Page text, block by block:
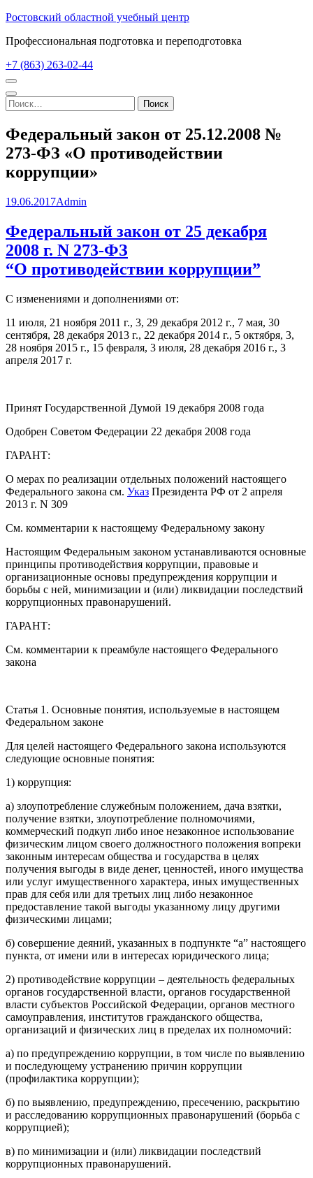
Перейти
содержимому
Enter)
Ростовский областной учебный центр
Профессиональная подготовка и переподготовка
+7 (863) 263-02-44
Найти:
Федеральный закон от 25.12.2008 №
273-ФЗ «О противодействии
коррупции»
19.06.2017Admin
Федеральный закон от 25 декабря
2008 г. N 273-ФЗ
“О противодействии коррупции”
С изменениями и дополнениями от:
11 июля, 21 ноября 2011 г., 3, 29 декабря 2012 г., 7 мая, 30
сентября, 28 декабря 2013 г., 22 декабря 2014 г., 5 октября, 3,
28 ноября 2015 г., 15 февраля, 3 июля, 28 декабря 2016 г., 3
апреля 2017 г.
Принят Государственной Думой 19 декабря 2008 года
Одобрен Советом Федерации 22 декабря 2008 года
ГАРАНТ:
О мерах по реализации отдельных положений настоящего
Федерального закона см. Указ Президента РФ от 2 апреля
2013 г. N 309
См. комментарии к настоящему Федеральному закону
Настоящим Федеральным законом устанавливаются основные
принципы противодействия коррупции, правовые и
организационные основы предупреждения коррупции и
борьбы с ней, минимизации и (или) ликвидации последствий
коррупционных правонарушений.
ГАРАНТ:
См. комментарии к преамбуле настоящего Федерального
закона
Статья 1. Основные понятия, используемые в настоящем
Федеральном законе
Для целей настоящего Федерального закона используются
следующие основные понятия:
1) коррупция:
а) злоупотребление служебным положением, дача взятки,
получение взятки, злоупотребление полномочиями,
коммерческий подкуп либо иное незаконное использование
физическим лицом своего должностного положения вопреки
законным интересам общества и государства в целях
получения выгоды в виде денег, ценностей, иного имущества
или услуг имущественного характера, иных имущественных
прав для себя или для третьих лиц либо незаконное
предоставление такой выгоды указанному лицу другими
физическими лицами;
б) совершение деяний, указанных в подпункте “а” настоящего
пункта, от имени или в интересах юридического лица;
2) противодействие коррупции – деятельность федеральных
органов государственной власти, органов государственной
власти субъектов Российской Федерации, органов местного
самоуправления, институтов гражданского общества,
организаций и физических лиц в пределах их полномочий:
а) по предупреждению коррупции, в том числе по выявлению
и последующему устранению причин коррупции
(профилактика коррупции);
б) по выявлению, предупреждению, пресечению, раскрытию
и расследованию коррупционных правонарушений (борьба с
коррупцией);
в) по минимизации и (или) ликвидации последствий
коррупционных правонарушений.